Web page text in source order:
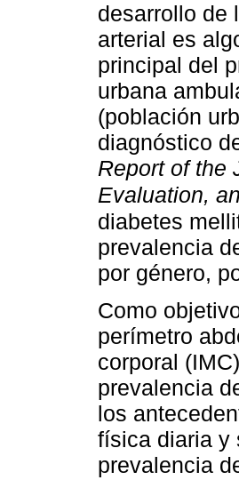
desarrollo de
arterial es
principal del
urbana
(población
diagnóstico
Report of the
Evaluation,
diabetes
prevalencia
por género,
Como
perímetro
corporal
prevalencia
los
física diaria y
prevalencia